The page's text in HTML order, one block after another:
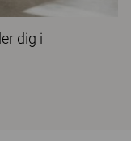
dig i